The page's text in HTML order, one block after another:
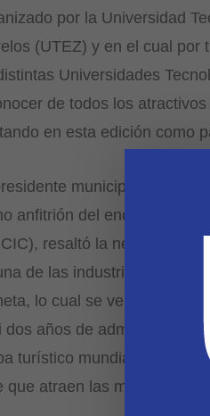
por la Universidad
(UTEZ) y en el cual por
Universidades
de todos los
en esta edición como
municipal, José
anfitrión del encuentro en
resaltó la necesidad
de las industrias que
lo cual se ve reflejado
dos años de administración
turístico mundial con
que atraen las miradas de